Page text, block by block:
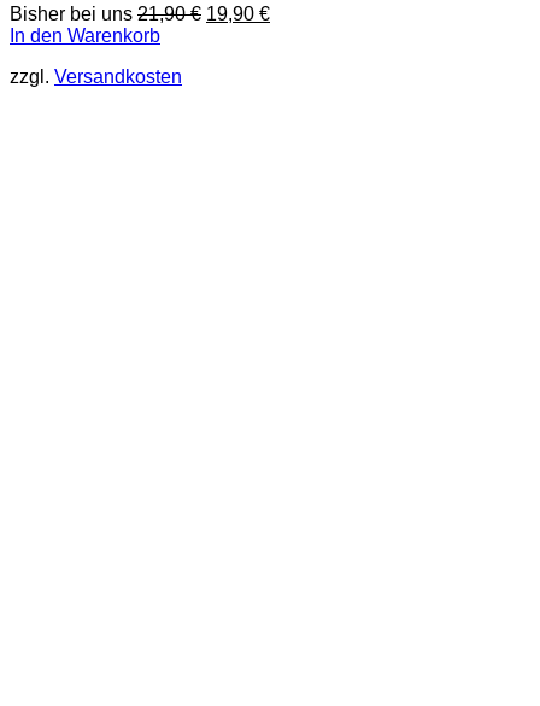
Bisher bei uns 21,90€ Ursprünglicher
19,90 €Aktueller
In den Warenkorb
zzgl. Versandkosten